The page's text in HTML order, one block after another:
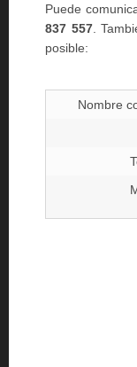
Puede
837 557.
posible:
Nombre